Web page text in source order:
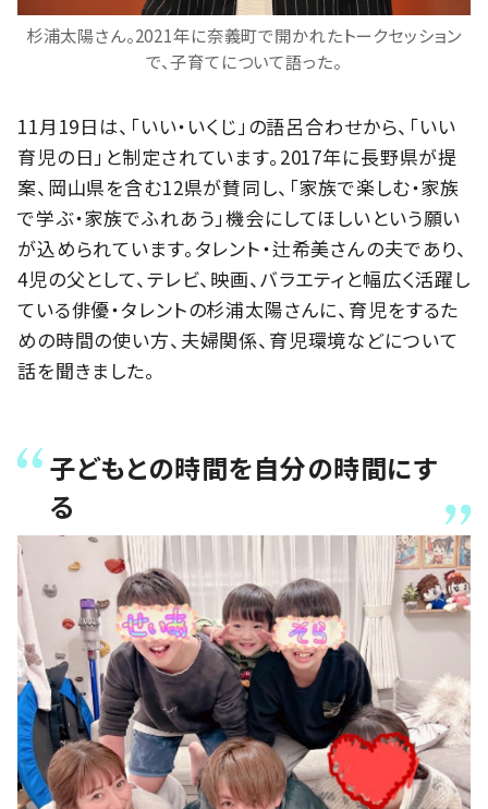
杉浦太陽さん。2021年に奈義町で開かれたトークセッション
で、子育てについて語った。
11月19日は、「いい・いくじ」の語呂合わせから、「いい
育児の日」と制定されています。2017年に長野県が提
案、岡山県を含む12県が賛同し、「家族で楽しむ・家族
で学ぶ・家族でふれあう」機会にしてほしいという願い
が込められています。タレント・辻希美さんの夫であり、
4児の父として、テレビ、映画、バラエティと幅広く活躍し
ている俳優・タレントの杉浦太陽さんに、育児をするた
めの時間の使い方、夫婦関係、育児環境などについて
話を聞きました。
子どもとの時間を自分の時間にす
る